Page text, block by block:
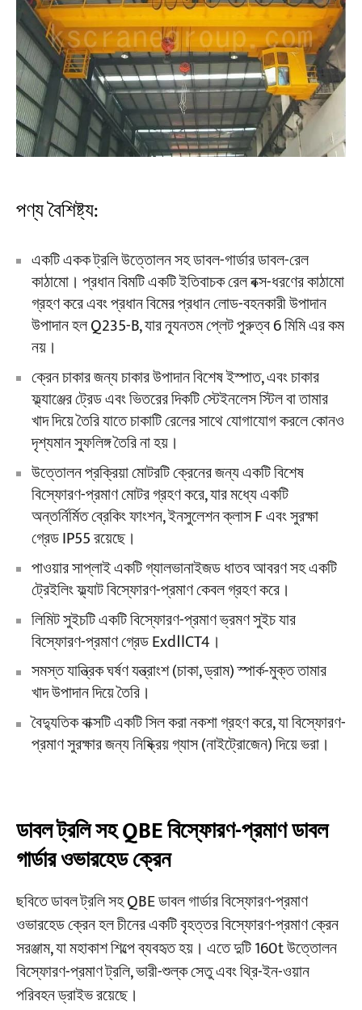
পণ্য বৈশিষ্ট্য:
একটি একক ট্রলি উত্তোলন সহ ডাবল-গার্ডার ডাবল-রেল
কাঠামো। প্রধান বিমটি একটি ইতিবাচক রেল বক্স-ধরণের কাঠামো
গ্রহণ করে এবং প্রধান বিমের প্রধান লোড-বহনকারী উপাদান
উপাদান হল Q235-B, যার ন্যূনতম প্লেট পুরুত্ব 6 মিমি এর কম
নয়।
ক্রেন চাকার জন্য চাকার উপাদান বিশেষ ইস্পাত, এবং চাকার
ফ্ল্যাঞ্জের ট্রেড এবং ভিতরের দিকটি স্টেইনলেস স্টিল বা তামার
খাদ দিয়ে তৈরি যাতে চাকাটি রেলের সাথে যোগাযোগ করলে কোনও
দৃশ্যমান স্ফুলিঙ্গ তৈরি না হয়।
উত্তোলন প্রক্রিয়া মোটরটি ক্রেনের জন্য একটি বিশেষ
বিস্ফোরণ-প্রমাণ মোটর গ্রহণ করে, যার মধ্যে একটি
অন্তর্নির্মিত ব্রেকিং ফাংশন, ইনসুলেশন ক্লাস F এবং সুরক্ষা
গ্রেড IP55 রয়েছে।
পাওয়ার সাপ্লাই একটি গ্যালভানাইজড ধাতব আবরণ সহ একটি
ট্রেইলিং ফ্ল্যাট বিস্ফোরণ-প্রমাণ কেবল গ্রহণ করে।
লিমিট সুইচটি একটি বিস্ফোরণ-প্রমাণ ভ্রমণ সুইচ যার
বিস্ফোরণ-প্রমাণ গ্রেড ExdⅡCT4।
সমস্ত যান্ত্রিক ঘর্ষণ যন্ত্রাংশ (চাকা, ড্রাম) স্পার্ক-মুক্ত তামার
খাদ উপাদান দিয়ে তৈরি।
বৈদ্যুতিক বাক্সটি একটি সিল করা নকশা গ্রহণ করে, যা বিস্ফোরণ-
প্রমাণ সুরক্ষার জন্য নিষ্ক্রিয় গ্যাস (নাইট্রোজেন) দিয়ে ভরা।
ডাবল ট্রলি সহ QBE বিস্ফোরণ-প্রমাণ ডাবল
গার্ডার ওভারহেড ক্রেন
ছবিতে ডাবল ট্রলি সহ QBE ডাবল গার্ডার বিস্ফোরণ-প্রমাণ
ওভারহেড ক্রেন হল চীনের একটি বৃহত্তর বিস্ফোরণ-প্রমাণ ক্রেন
সরঞ্জাম, যা মহাকাশ শিল্পে ব্যবহৃত হয়। এতে দুটি 160t উত্তোলন
বিস্ফোরণ-প্রমাণ ট্রলি, ভারী-শুল্ক সেতু এবং থ্রি-ইন-ওয়ান
পরিবহন ড্রাইভ রয়েছে।